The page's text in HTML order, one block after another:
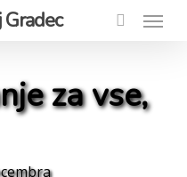
Menu
za vse,